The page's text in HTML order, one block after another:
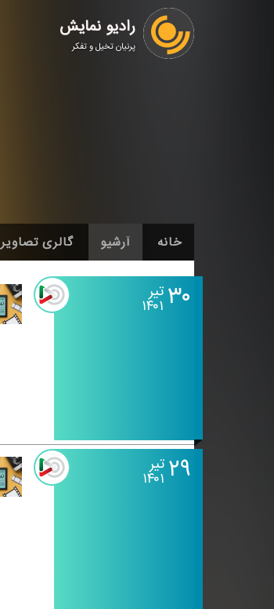
رادیو نمایش
پرنیان تخیل و تفکر
خانه آرشیو گالری تصاویر
۳۰تیر
۱۴۰۱
۲۹تیر
۱۴۰۱